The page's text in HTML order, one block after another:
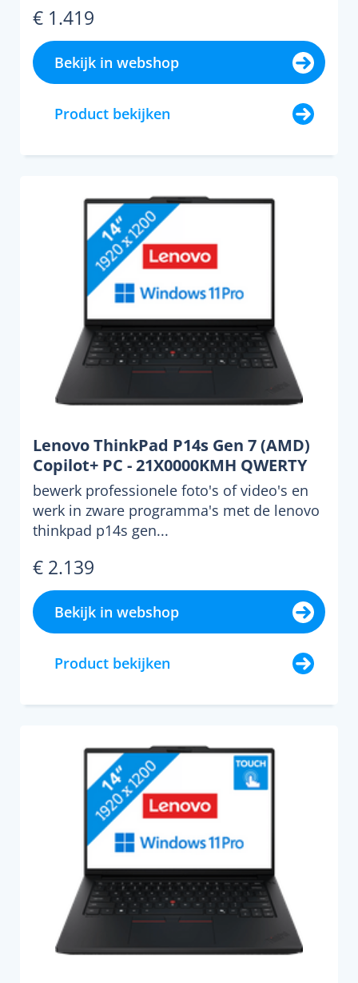
€ 1.419
Bekijk in webshop
Product bekijken
Lenovo ThinkPad P14s Gen 7 (AMD)
Copilot+ PC - 21X0000KMH QWERTY
bewerk professionele foto's of video's en
werk in zware programma's met de lenovo
thinkpad p14s gen...
€ 2.139
Bekijk in webshop
Product bekijken